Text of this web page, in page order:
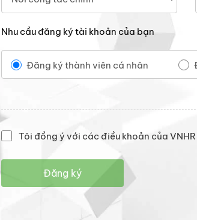
Nhu cầu đăng ký tài khoản của bạn
Đăng ký thành viên cá nhân
Tôi đồng ý với các điều khoản của VNHR
Đăng ký